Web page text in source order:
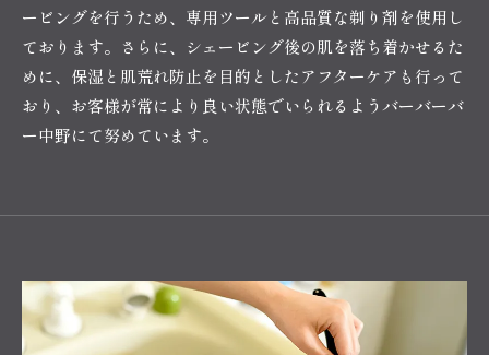
ービングを行うため、専用ツールと高品質な剃り剤を使用し
ております。さらに、シェービング後の肌を落ち着かせるた
めに、保湿と肌荒れ防止を目的としたアフターケアも行って
おり、お客様が常により良い状態でいられるようバーバーバ
ー中野にて努めています。